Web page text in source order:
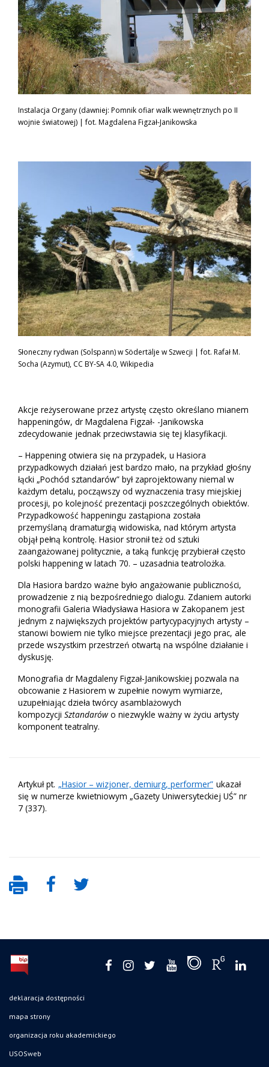
Instalacja Organy (dawniej: Pomnik ofiar walk wewnętrznych po II
wojnie światowej) | fot. Magdalena Figzał-Janikowska
Słoneczny rydwan (Solspann) w Södertälje w Szwecji | fot. Rafał M.
Socha (Azymut), CC BY-SA 4.0, Wikipedia
Akcje reżyserowane przez artystę często określano mianem
happeningów, dr Magdalena Figzał- -Janikowska
zdecydowanie jednak przeciwstawia się tej klasyfikacji.
– Happening otwiera się na przypadek, u Hasiora
przypadkowych działań jest bardzo mało, na przykład głośny
łącki „Pochód sztandarów” był zaprojektowany niemal w
każdym detalu, począwszy od wyznaczenia trasy miejskiej
procesji, po kolejność prezentacji poszczególnych obiektów.
Przypadkowość happeningu zastąpiona została
przemyślaną dramaturgią widowiska, nad którym artysta
objął pełną kontrolę. Hasior stronił też od sztuki
zaangażowanej politycznie, a taką funkcję przybierał często
polski happening w latach 70. – uzasadnia teatrolożka.
Dla Hasiora bardzo ważne było angażowanie publiczności,
prowadzenie z nią bezpośredniego dialogu. Zdaniem autorki
monografii Galeria Władysława Hasiora w Zakopanem jest
jednym z największych projektów partycypacyjnych artysty –
stanowi bowiem nie tylko miejsce prezentacji jego prac, ale
przede wszystkim przestrzeń otwartą na wspólne działanie i
dyskusję.
Monografia dr Magdaleny Figzał-Janikowskiej pozwala na
obcowanie z Hasiorem w zupełnie nowym wymiarze,
uzupełniając dzieła twórcy asamblażowych
kompozycji Sztandarów o niezwykle ważny w życiu artysty
komponent teatralny.
Artykuł pt. „Hasior – wizjoner, demiurg, performer” ukazał
się w numerze kwietniowym „Gazety Uniwersyteckiej UŚ” nr
7 (337).
deklaracja dostępności
mapa strony
organizacja roku akademickiego
USOSweb